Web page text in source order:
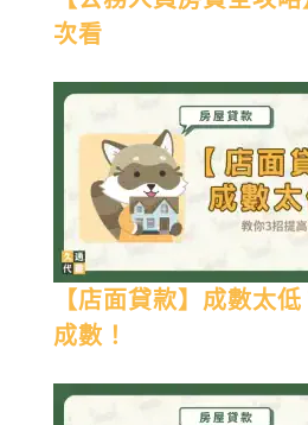
次看
【店面貸款】成數太
成數！